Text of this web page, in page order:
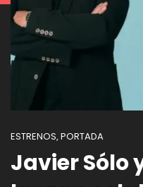
ESTRENOS, PORTADA
Javier Sólo